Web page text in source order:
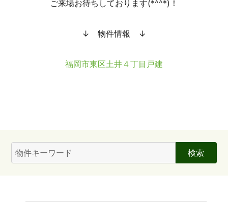
ご来場お待ちしております(*^^*)！
↓ 物件情報 ↓
福岡市東区土井４丁目戸建
検
索: